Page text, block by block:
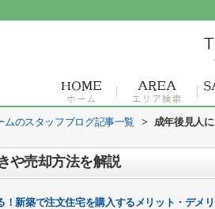
ムのスタッフブログ記事一覧 > 成年後見人
や売却方法を解説
新築で注文住宅を購入するメリット・デメ